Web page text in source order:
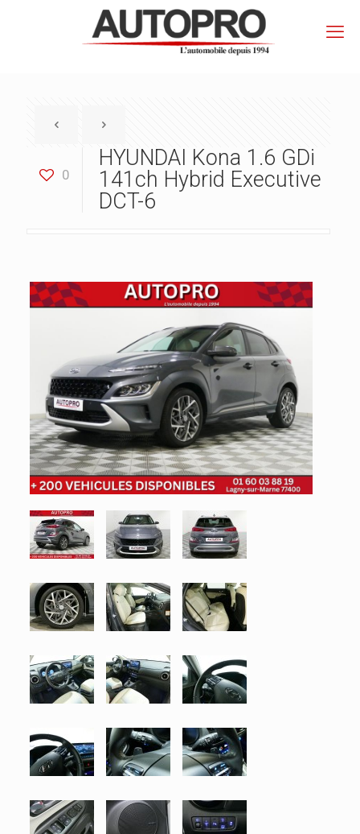
0
HYUNDAI Kona 1.6 GDi
141ch Hybrid Executive
DCT-6